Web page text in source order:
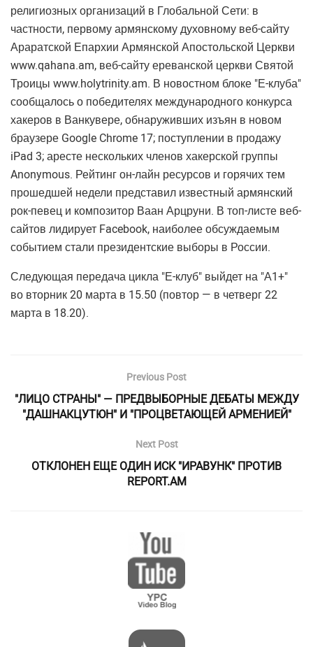
религиозных организаций в Глобальной Сети: в
частности, первому армянскому духовному веб-сайту
Араратской Епархии Армянской Апостольской Церкви
www.qahana.am, веб-сайту ереванской церкви Святой
Троицы www.holytrinity.am. В новостном блоке "Е-клуба"
сообщалось о победителях международного конкурса
хакеров в Ванкувере, обнаруживших изъян в новом
браузере Google Chrome 17; поступлении в продажу
iPad 3; аресте нескольких членов хакерской группы
Anonymous. Рейтинг он-лайн ресурсов и горячих тем
прошедшей недели представил известный армянский
рок-певец и композитор Ваан Арцруни. В топ-листе веб-
сайтов лидирует Facebook, наиболее обсуждаемым
событием стали президентские выборы в России.
Следующая передача цикла "Е-клуб" выйдет на "А1+"
во вторник 20 марта в 15.50 (повтор — в четверг 22
марта в 18.20).
Previous Post
"ЛИЦО СТРАНЫ" — ПРЕДВЫБОРНЫЕ ДЕБАТЫ МЕЖДУ
"ДАШНАКЦУТЮН" И "ПРОЦВЕТАЮЩЕЙ АРМЕНИЕЙ"
Next Post
ОТКЛОНЕН ЕЩЕ ОДИН ИСК "ИРАВУНК" ПРОТИВ
REPORT.AM